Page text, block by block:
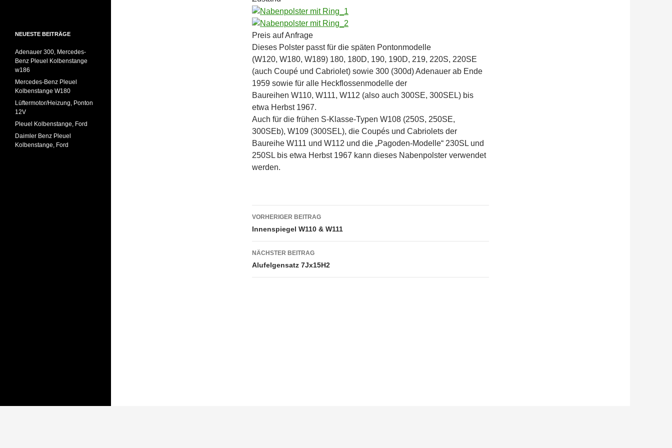
Preis auf Anfrage
Dieses Polster passt für die späten Pontonmodelle
(W120, W180, W189) 180, 180D, 190, 190D, 219, 220S, 220SE
(auch Coupé und Cabriolet) sowie 300 (300d) Adenauer ab Ende
1959 sowie für alle Heckflossenmodelle der
Baureihen W110, W111, W112 (also auch 300SE, 300SEL) bis
etwa Herbst 1967.
Auch für die frühen S-Klasse-Typen W108 (250S, 250SE,
300SEb), W109 (300SEL), die Coupés und Cabriolets der
Baureihe W111 und W112 und die „Pagoden-Modelle“ 230SL und
250SL bis etwa Herbst 1967 kann dieses Nabenpolster verwendet
werden.
Beitragsnavigation
VORHERIGER BEITRAG
Innenspiegel W110 & W111
NÄCHSTER BEITRAG
Alufelgensatz 7Jx15H2
NEUESTE BEITRÄGE
Adenauer 300, Mercedes-
Benz Pleuel Kolbenstange
w186
Mercedes-Benz Pleuel
Kolbenstange W180
Lüftermotor/Heizung, Ponton
12V
Pleuel Kolbenstange, Ford
Daimler Benz Pleuel
Kolbenstange, Ford